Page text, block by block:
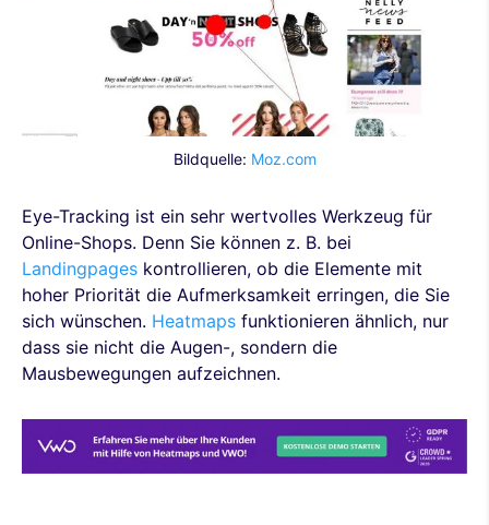
Bildquelle: Moz.com
Eye-Tracking ist ein sehr wertvolles Werkzeug für
Online-Shops. Denn Sie können z. B. bei
Landingpages kontrollieren, ob die Elemente mit
hoher Priorität die Aufmerksamkeit erringen, die Sie
sich wünschen. Heatmaps funktionieren ähnlich, nur
dass sie nicht die Augen-, sondern die
Mausbewegungen aufzeichnen.